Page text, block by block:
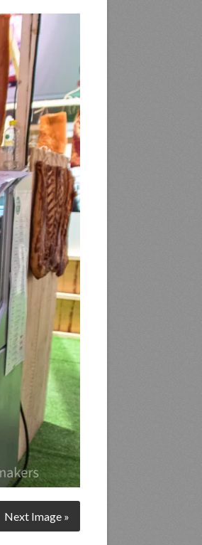
Next Image »